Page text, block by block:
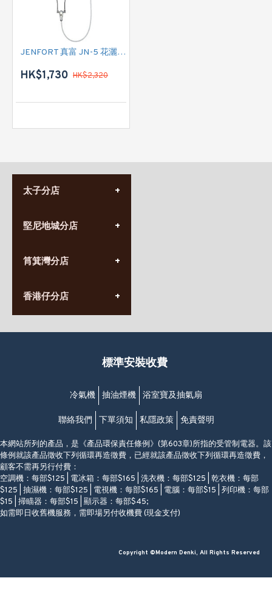
JENFORT 真富 JN-5 花灑儲水式(低壓電熱水爐)
HK$1,730 HK$2,320
太子分店
營業時間:
九龍太子太子道西141號
堅尼地城分店
營業時間:
香港堅尼地城卑路乍街
(堅尼地城地鐵站B出口)
筲箕灣分店
營業時間:
(10:00am-20:30pm)
香港仔分店
營業時間:
香港香港仔成都道20-28號
(黃竹坑地鐵站轉4M專線小巴)
標準安裝收費
冷氣機 抽油煙機 浴室寶及抽氣扇
聯絡我們 下單須知 私隱政策 免責聲明
本網站所列的產品，是《產品環保責任條例》(第603章)所指的受管制電器。該
條例就該產品徵收下列循環再造徵費，已經就該產品徵收下列循環再造徵費，
顧客不需再另行付費：
空調機：每部$125 | 電冰箱：每部$165 | 洗衣機：每部$125 | 乾衣機：每部
$125 | 抽濕機：每部$125 | 電視機：每部$165 | 電腦：每部$15 | 列印機：每部
$15 | 掃瞄器：每部$15 | 顯示器：每部$45;
如需即日收舊機服務，需即場另付收機費 (現金支付)
Copyright ©Modern Denki, All Rights Reserved